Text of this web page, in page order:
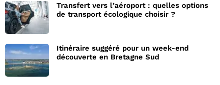
Transfert vers l’aéroport : quelles options
de transport écologique choisir ?
Itinéraire suggéré pour un week-end
découverte en Bretagne Sud